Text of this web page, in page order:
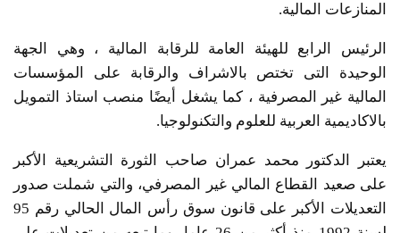
المنازعات المالية.
الرئيس الرابع للهيئة العامة للرقابة المالية ، وهي الجهة
الوحيدة التى تختص بالاشراف والرقابة على المؤسسات
المالية غير المصرفية ، كما يشغل أيضًا منصب استاذ التمويل
بالاكاديمية العربية للعلوم والتكنولوجيا.
يعتبر الدكتور محمد عمران صاحب الثورة التشريعية الأكبر
على صعيد القطاع المالي غير المصرفي، والتي شملت صدور
التعديلات الأكبر على قانون سوق رأس المال الحالي رقم 95